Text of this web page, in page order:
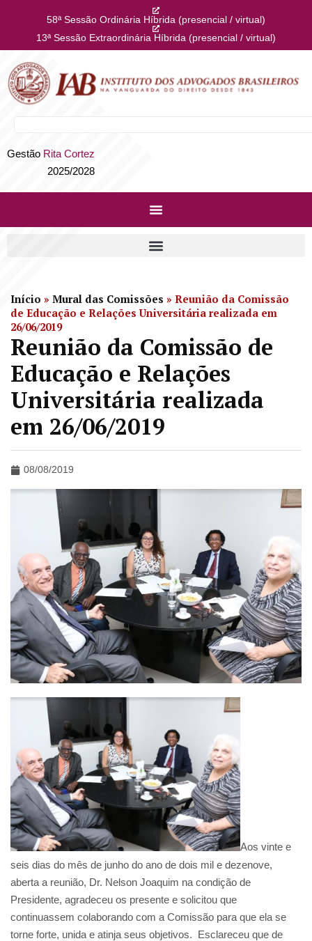
58ª Sessão Ordinária Híbrida (presencial / virtual)
13ª Sessão Extraordinária Híbrida (presencial / virtual)
Gestão Rita Cortez
2025/2028
Início » Mural das Comissões » Reunião da Comissão
de Educação e Relações Universitária realizada em
26/06/2019
Reunião da Comissão de
Educação e Relações
Universitária realizada
em 26/06/2019
08/08/2019
Aos vinte e
seis dias do mês de junho do ano de dois mil e dezenove,
aberta a reunião, Dr. Nelson Joaquim na condição de
Presidente, agradeceu os presente e solicitou que
continuassem colaborando com a Comissão para que ela se
torne forte, unida e atinja seus objetivos. Esclareceu que de